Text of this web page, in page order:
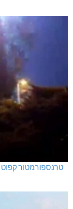
טרנספורמטור קפוט